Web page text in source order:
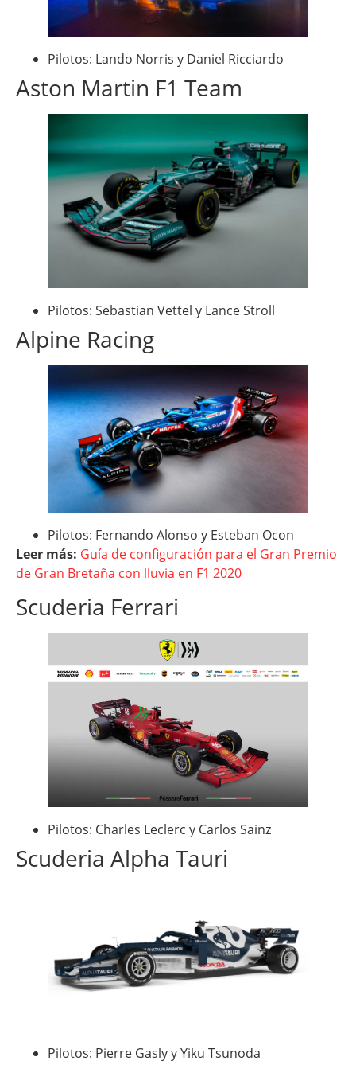
Pilotos: Lando Norris y Daniel Ricciardo
Aston Martin F1 Team
Pilotos: Sebastian Vettel y Lance Stroll
Alpine Racing
Pilotos: Fernando Alonso y Esteban Ocon
Leer más: Guía de configuración para el Gran Premio
de Gran Bretaña con lluvia en F1 2020
Scuderia Ferrari
Pilotos: Charles Leclerc y Carlos Sainz
Scuderia Alpha Tauri
Pilotos: Pierre Gasly y Yiku Tsunoda